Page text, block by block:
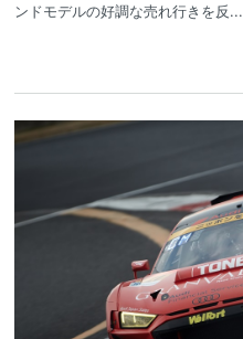
ンドモデルの好調な売れ行きを反...